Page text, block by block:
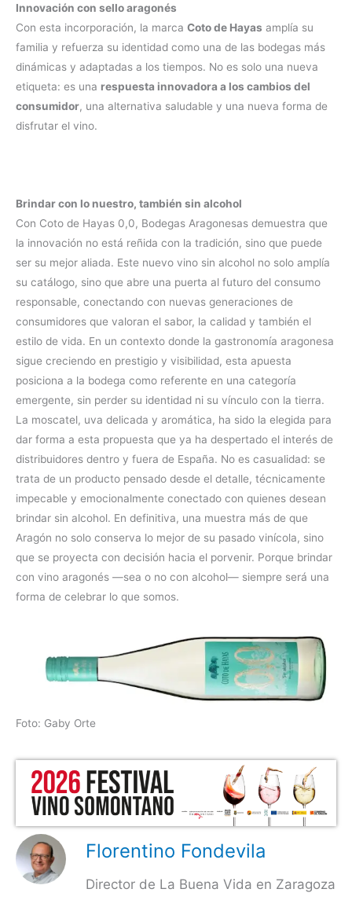
Innovación con sello aragonés
Con esta incorporación, la marca Coto de Hayas amplía su
familia y refuerza su identidad como una de las bodegas más
dinámicas y adaptadas a los tiempos. No es solo una nueva
etiqueta: es una respuesta innovadora a los cambios del
consumidor, una alternativa saludable y una nueva forma de
disfrutar el vino.
Brindar con lo nuestro, también sin alcohol
Con Coto de Hayas 0,0, Bodegas Aragonesas demuestra que
la innovación no está reñida con la tradición, sino que puede
ser su mejor aliada. Este nuevo vino sin alcohol no solo amplía
su catálogo, sino que abre una puerta al futuro del consumo
responsable, conectando con nuevas generaciones de
consumidores que valoran el sabor, la calidad y también el
estilo de vida. En un contexto donde la gastronomía aragonesa
sigue creciendo en prestigio y visibilidad, esta apuesta
posiciona a la bodega como referente en una categoría
emergente, sin perder su identidad ni su vínculo con la tierra.
La moscatel, uva delicada y aromática, ha sido la elegida para
dar forma a esta propuesta que ya ha despertado el interés de
distribuidores dentro y fuera de España. No es casualidad: se
trata de un producto pensado desde el detalle, técnicamente
impecable y emocionalmente conectado con quienes desean
brindar sin alcohol. En definitiva, una muestra más de que
Aragón no solo conserva lo mejor de su pasado vinícola, sino
que se proyecta con decisión hacia el porvenir. Porque brindar
con vino aragonés —sea o no con alcohol— siempre será una
forma de celebrar lo que somos.
Foto: Gaby Orte
Florentino Fondevila
Director de La Buena Vida en Zaragoza